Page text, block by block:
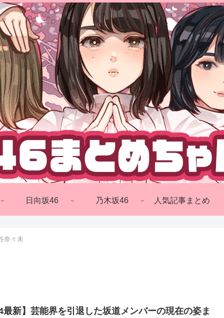
日向坂46 乃木坂46 人気記事まとめ
奈々未
最新】芸能界を引退した坂道メンバーの現在の姿ま